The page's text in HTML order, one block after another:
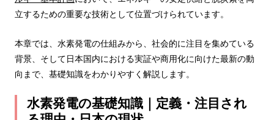
立するための重要な技術として位置づけられています。
本章では、水素発電の仕組みから、社会的に注目を集めている
背景、そして日本国内における実証や商用化に向けた最新の動
向まで、基礎知識をわかりやすく解説します。
水素発電の基礎知識｜定義・注目され